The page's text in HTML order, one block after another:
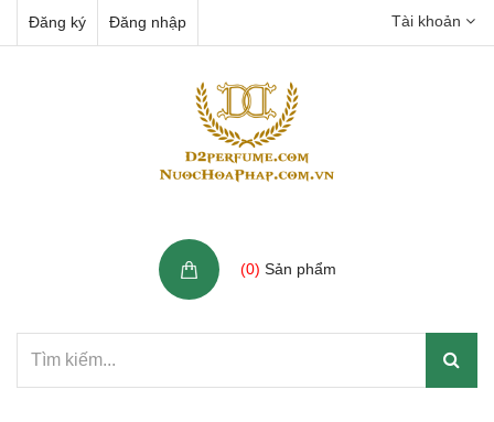
Đăng ký Đăng nhập Tài khoản
(0) Sản phẩm